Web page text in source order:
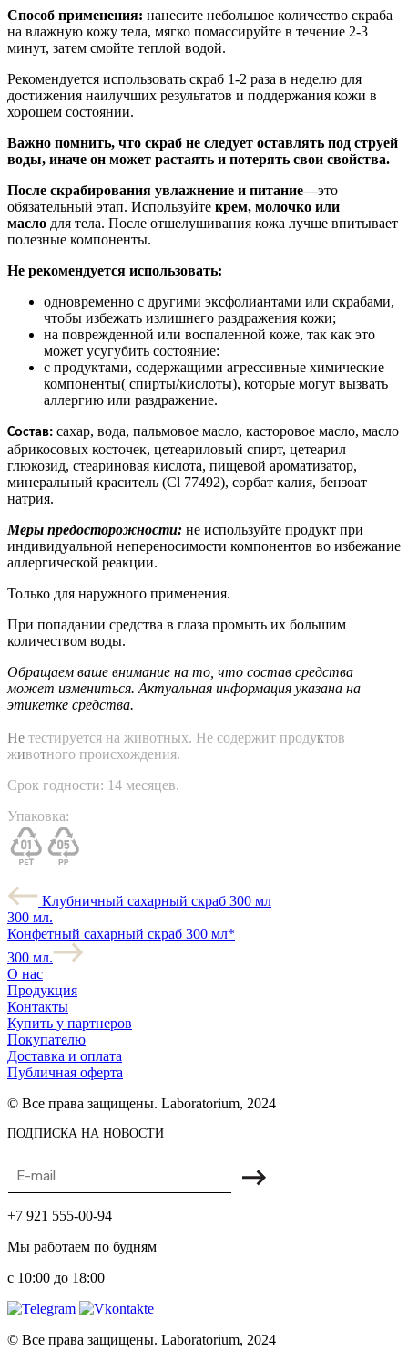
Способ применения: нанесите небольшое количество скраба
на влажную кожу тела, мягко помассируйте в течение 2-3
минут, затем смойте теплой водой.
Рекомендуется использовать скраб 1-2 раза в неделю для
достижения наилучших результатов и поддержания кожи в
хорошем состоянии.
Важно помнить, что скраб не следует оставлять под струей
воды, иначе он может растаять и потерять свои свойства.
После скрабирования увлажнение и питание—это
обязательный этап. Используйте крем, молочко или
масло для тела. После отшелушивания кожа лучше впитывает
полезные компоненты.
Не рекомендуется использовать:
одновременно с другими эксфолиантами или скрабами,
чтобы избежать излишнего раздражения кожи;
на поврежденной или воспаленной коже, так как это
может усугубить состояние:
с продуктами, содержащими агрессивные химические
компоненты( спирты/кислоты), которые могут вызвать
аллергию или раздражение.
Состав: сахар, вода, пальмовое масло, касторовое масло, масло
абрикосовых косточек, цетеариловый спирт, цетеарил
глюкозид, стеариновая кислота, пищевой ароматизатор,
минеральный краситель (Cl 77492), сорбат калия, бензоат
натрия.
Меры предосторожности: не используйте продукт при
индивидуальной непереносимости компонентов во избежание
аллергической реакции.
Только для наружного применения.
При попадании средства в глаза промыть их большим
количеством воды.
Обращаем ваше внимание на то, что состав средства
может измениться. Актуальная информация указана на
этикетке средства.
Не тестируется на животных. Не содержит продуктов
животного происхождения.
Срок годности: 14 месяцев.
Упаковка:
Клубничный сахарный скраб 300 мл
300 мл.
Конфетный сахарный скраб 300 мл*
300 мл.
О нас
Продукция
Контакты
Купить у партнеров
Покупателю
Доставка и оплата
Публичная оферта
© Все права защищены. Laboratorium, 2024
ПОДПИСКА НА НОВОСТИ
+7 921 555-00-94
Мы работаем по будням
с 10:00 до 18:00
© Все права защищены. Laboratorium, 2024